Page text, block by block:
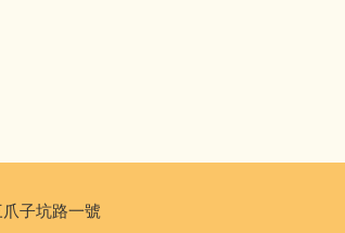
子坑路一號